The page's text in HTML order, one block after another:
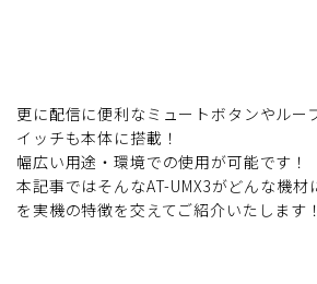
更に配信に便利なミュートボタンやルー
イッチも本体に搭載！
幅広い用途・環境での使用が可能です！
本記事ではそんなAT-UMX3がどんな機材
を実機の特徴を交えてご紹介いたします！